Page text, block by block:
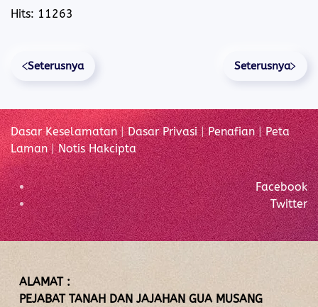
Hits: 11263
Seterusnya Seterusnya
Dasar Keselamatan|Dasar Privasi|Penafian|Peta
Laman|Notis Hakcipta
Facebook
Twitter
ALAMAT :
PEJABAT TANAH DAN JAJAHAN GUA MUSANG